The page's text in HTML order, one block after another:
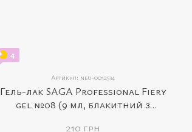
4
Артикул: neu-0012534
Гель-лак SAGA Professional Fiery
gel №08 (9 мл, блакитний з
210 грн